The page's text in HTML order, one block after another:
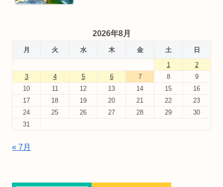
2026年8月
月 火 水 木 金 土
日
1
2
3
4 5 6 7 8
9
10
11 12 13 14 15
16
17
18 19 20 21 22
23
24
25 26 27 28 29
30
31
« 7月